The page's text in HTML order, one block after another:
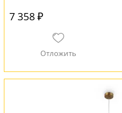
7 358 ₽